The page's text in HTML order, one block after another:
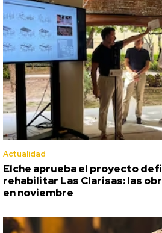
Actualidad
Elche aprueba el proyecto
rehabilitar Las Clarisas: las
en noviembre